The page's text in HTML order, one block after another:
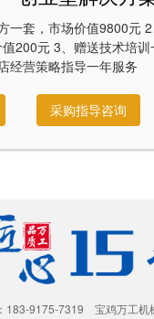
一套，市场价值9800元
200元 3、赠送技术培
经营策略指导一年服务
采购指导咨询
183-9175-7319 宝鸡万工机